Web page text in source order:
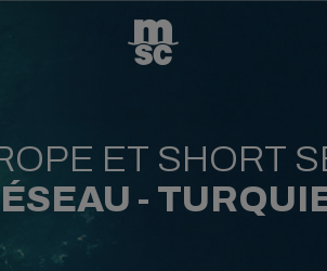
ET SHORT
-